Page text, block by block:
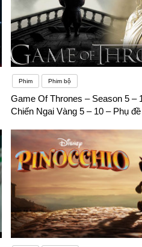
Phim Phim bộ
Game Of Thrones – Season 5 –
Chiến Ngai Vàng 5 – 10 – Phụ